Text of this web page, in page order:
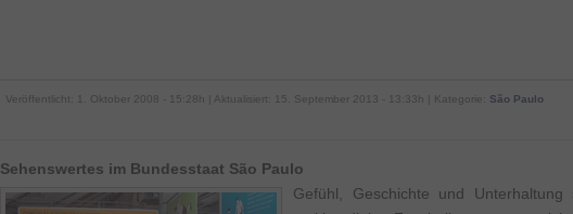
Veröffentlicht: 1. Oktober 2008 - 15:28h | Aktualisiert: 15. September 2013 - 13:33h | Kategorie: São Paulo
Sehenswertes im Bundesstaat São Paulo
Gefühl, Geschichte und